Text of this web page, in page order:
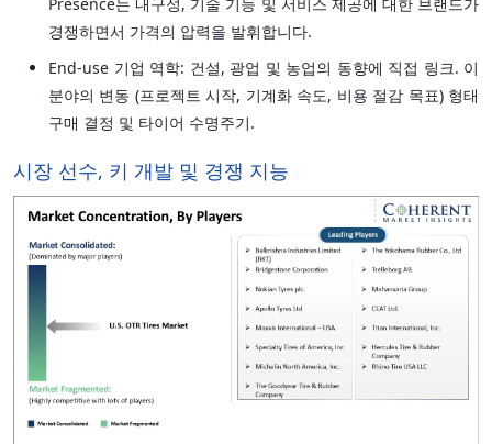
경쟁하면서 가격의 압력을 발휘합니다.
End-use 기업 역학: 건설, 광업 및 농업의 동향에 직접 링크. 이
분야의 변동 (프로젝트 시작, 기계화 속도, 비용 절감 목표) 형태
구매 결정 및 타이어 수명주기.
시장 선수, 키 개발 및 경쟁 지능